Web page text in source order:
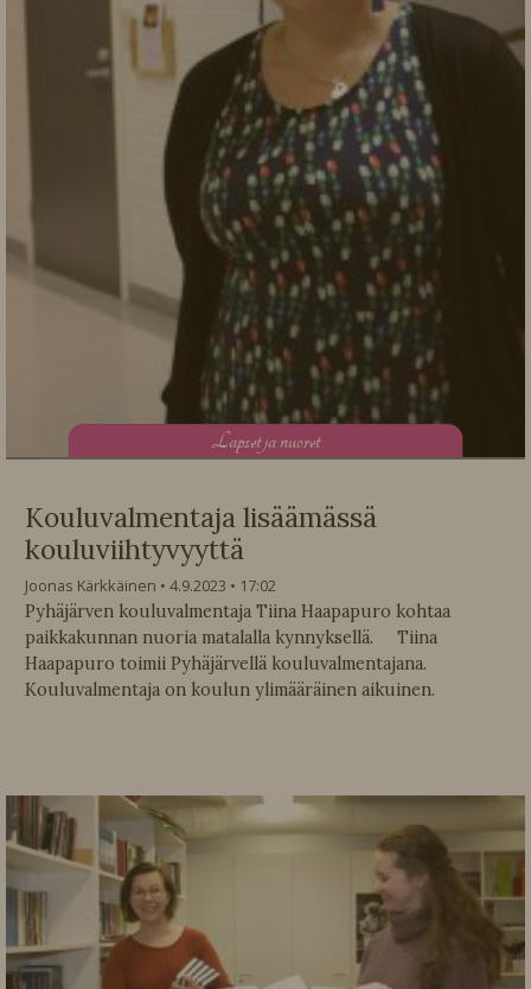
Lapset ja nuoret
Kouluvalmentaja lisäämässä
kouluviihtyvyyttä
Joonas Kärkkäinen 4.9.2023
17:02
Pyhäjärven kouluvalmentaja Tiina Haapapuro kohtaa
paikkakunnan nuoria matalalla kynnyksellä. Tiina
Haapapuro toimii Pyhäjärvellä kouluvalmentajana.
Kouluvalmentaja on koulun ylimääräinen aikuinen.